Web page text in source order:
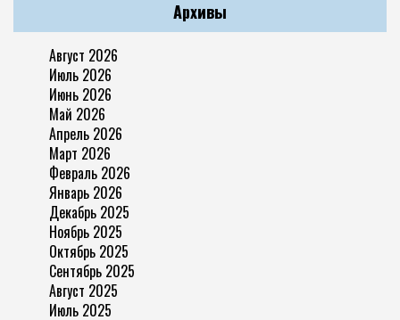
Архивы
Август 2026
Июль 2026
Июнь 2026
Май 2026
Апрель 2026
Март 2026
Февраль 2026
Январь 2026
Декабрь 2025
Ноябрь 2025
Октябрь 2025
Сентябрь 2025
Август 2025
Июль 2025